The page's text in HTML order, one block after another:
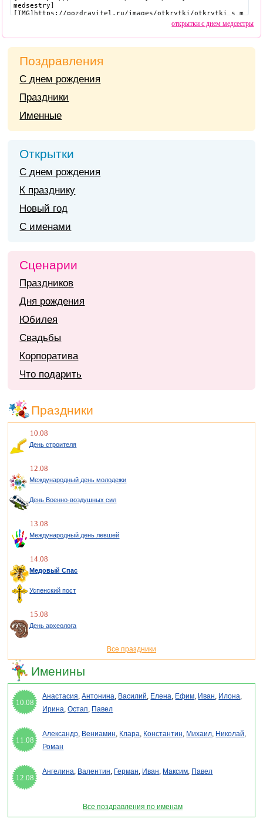
открытки с днем медсестры
Поздравления
С днем рождения
Праздники
Именные
Открытки
С днем рождения
К празднику
Новый год
С именами
Сценарии
Праздников
Дня рождения
Юбилея
Свадьбы
Корпоратива
Что подарить
Праздники
10.08
День строителя
12.08
Международный день молодежи
День Военно-воздушных сил
13.08
Международный день левшей
14.08
Медовый Спас
Успенский пост
15.08
День археолога
Все праздники
Именины
10.08
Анастасия,Антонина, Василий, Елена, Ефим, Иван, Илона,
Ирина,Остап, Павел
11.08
Александр, Вениамин, Клара, Константин, Михаил, Николай,
Роман
12.08
Ангелина, Валентин, Герман, Иван, Максим, Павел
Все поздравления по именам